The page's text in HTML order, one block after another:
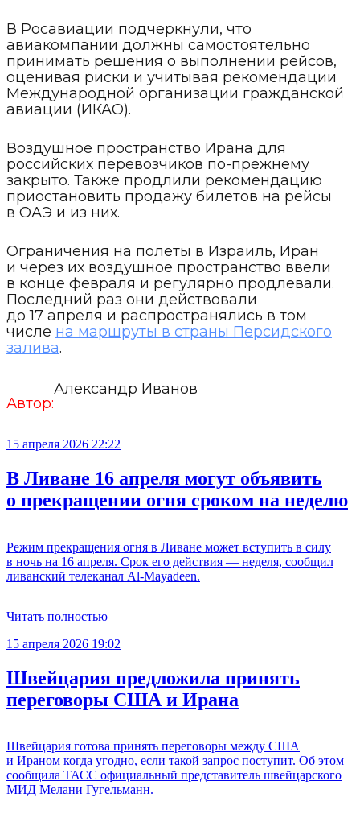
В Росавиации подчеркнули, что
авиакомпании должны самостоятельно
принимать решения о выполнении рейсов,
оценивая риски и учитывая рекомендации
Международной организации гражданской
авиации (ИКАО).
Воздушное пространство Ирана для
российских перевозчиков по-прежнему
закрыто. Также продлили рекомендацию
приостановить продажу билетов на рейсы
в ОАЭ и из них.
Ограничения на полеты в Израиль, Иран
и через их воздушное пространство ввели
в конце февраля и регулярно продлевали.
Последний раз они действовали
до 17 апреля и распространялись в том
числе на маршруты в страны Персидского
залива.
Автор:
Александр Иванов
15 апреля 2026 22:22
В Ливане 16 апреля могут объявить
о прекращении огня сроком на неделю
Режим прекращения огня в Ливане может вступить в силу
в ночь на 16 апреля. Срок его действия — неделя, сообщил
ливанский телеканал Al-Mayadeen.
Читать полностью
15 апреля 2026 19:02
Швейцария предложила принять
переговоры США и Ирана
Швейцария готова принять переговоры между США
и Ираном когда угодно, если такой запрос поступит. Об этом
сообщила ТАСС официальный представитель швейцарского
МИД Мелани Гугельманн.